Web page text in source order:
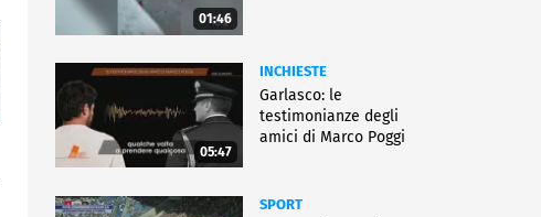
01:46
05:47
INCHIESTE
Garlasco: le
testimonianze degli
amici di Marco Poggi
SPORT